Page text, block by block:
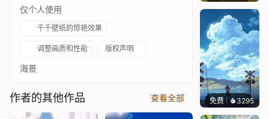
仅个人使用
千千壁纸的惊艳效果
调整画质和性能 版权声明
海景
作者的其他作品 查看全部 免费 3295星梦